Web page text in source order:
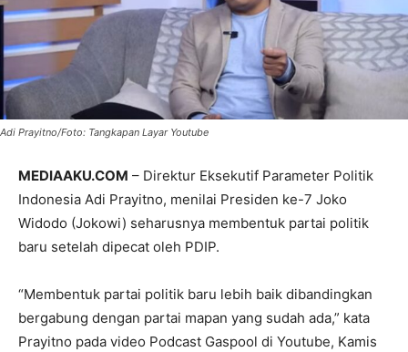
Adi Prayitno/Foto: Tangkapan Layar Youtube
MEDIAAKU.COM – Direktur Eksekutif Parameter Politik
Indonesia Adi Prayitno, menilai Presiden ke-7 Joko
Widodo (Jokowi) seharusnya membentuk partai politik
baru setelah dipecat oleh PDIP.
“Membentuk partai politik baru lebih baik dibandingkan
bergabung dengan partai mapan yang sudah ada,” kata
Prayitno pada video Podcast Gaspool di Youtube, Kamis